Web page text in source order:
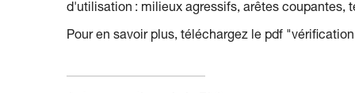
d'utilisation : milieux agressifs, arêtes coupantes,
Pour en savoir plus, téléchargez le pdf